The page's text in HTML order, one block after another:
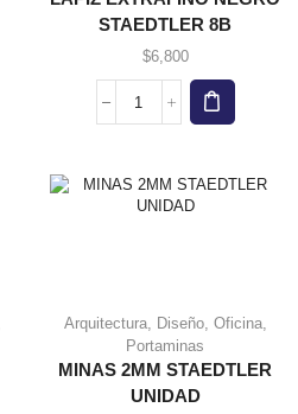
STAEDTLER 8B
$6,800
LAPIZ
STAEDTLER
8B
Arquitectura, Diseño, Oficina,
Portaminas
MINAS 2MM STAEDTLER
UNIDAD